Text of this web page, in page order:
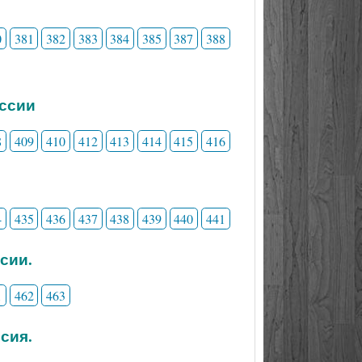
381 382 383 384 385 387 388
409 410 412 413 414 415 416
435 436 437 438 439 440 441
462 463